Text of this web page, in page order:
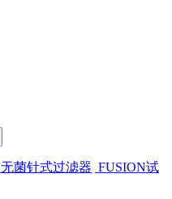
无菌针式过滤器 FUSION试